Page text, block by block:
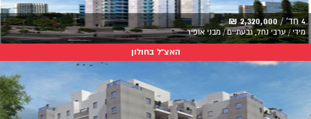
4 חד' / 2,320,000 ₪
מידי / ערבי נחל, גבעתיים / מבני אופיר
האצ"ל בחולון